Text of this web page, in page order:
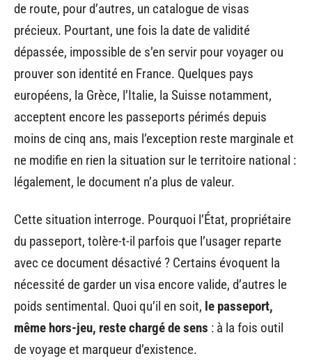
de route, pour d’autres, un catalogue de visas
précieux. Pourtant, une fois la date de validité
dépassée, impossible de s’en servir pour voyager ou
prouver son identité en France. Quelques pays
européens, la Grèce, l’Italie, la Suisse notamment,
acceptent encore les passeports périmés depuis
moins de cinq ans, mais l’exception reste marginale et
ne modifie en rien la situation sur le territoire national :
légalement, le document n’a plus de valeur.
Cette situation interroge. Pourquoi l’État, propriétaire
du passeport, tolère-t-il parfois que l’usager reparte
avec ce document désactivé ? Certains évoquent la
nécessité de garder un visa encore valide, d’autres le
poids sentimental. Quoi qu’il en soit, le passeport,
même hors-jeu, reste chargé de sens : à la fois outil
de voyage et marqueur d’existence.